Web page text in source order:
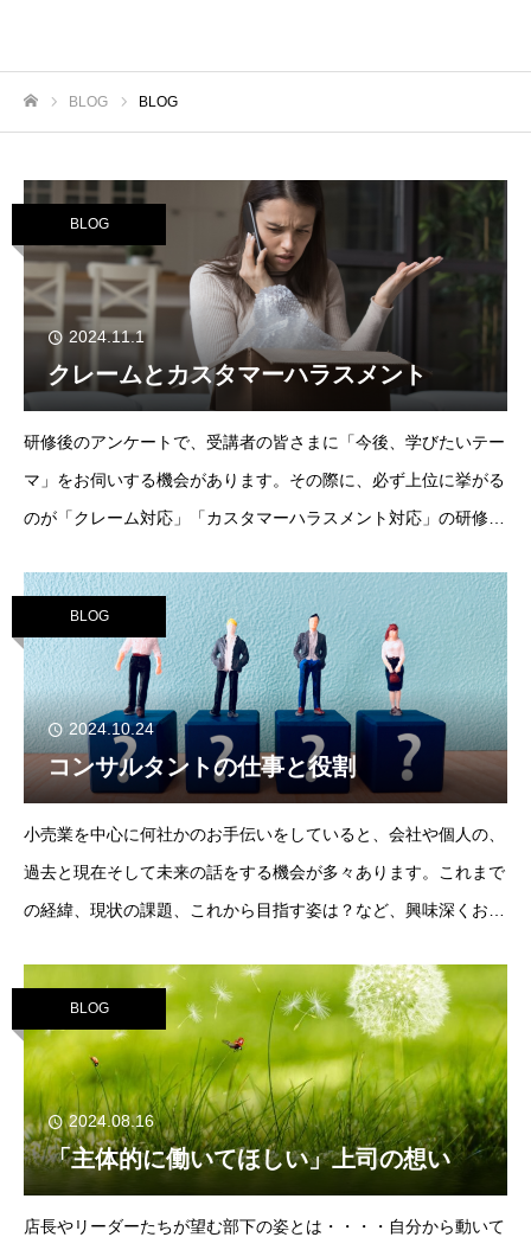
BLOG BLOG
BLOG
2024.11.1
クレームとカスタマーハラスメント
研修後のアンケートで、受講者の皆さまに「今後、学びたいテー
マ」をお伺いする機会があります。その際に、必ず上位に挙がる
のが「クレーム対応」「カスタマーハラスメント対応」の研修で
ーム・カスハラは非常に身近で、かつ対応に苦慮し
BLOG
2024.10.24
コンサルタントの仕事と役割
小売業を中心に何社かのお手伝いをしていると、会社や個人の、
過去と現在そして未来の話をする機会が多々あります。これまで
の経緯、現状の課題、これから目指す姿は？など、興味深くお話
事もさることながら、やはり興味深いのは
BLOG
2024.08.16
「主体的に働いてほしい」上司の想い
店長やリーダーたちが望む部下の姿とは・・・・自分から動いて